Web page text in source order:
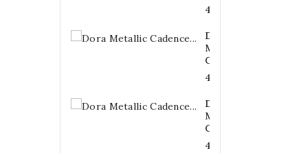
4,20 €
Dora
Metallic
Cadence...
4,20 €
Dora
Metallic
Cadence...
4,20 €